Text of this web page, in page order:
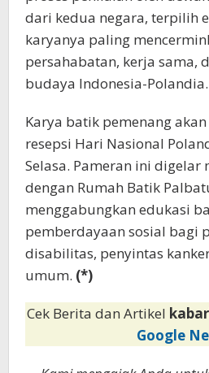
dari kedua negara, terpilih
karyanya paling
persahabatan, kerja sama,
budaya Indonesia-Polandia.
Karya batik pemenang
resepsi Hari Nasional
Selasa. Pameran ini digelar
dengan Rumah Batik
menggabungkan edukasi
pemberdayaan sosial bagi
disabilitas, penyintas
umum. (*)
Cek Berita dan Artikel
Google